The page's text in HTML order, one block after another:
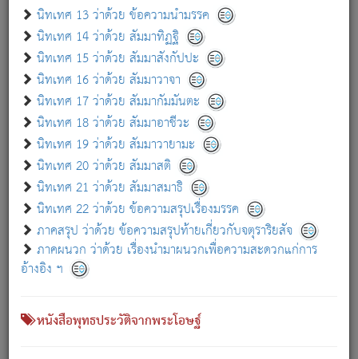
นิทเทศ 13 ว่าด้วย ข้อความนำมรรค
นิทเทศ 14 ว่าด้วย สัมมาทิฏฐิ
นิทเทศ 15 ว่าด้วย สัมมาสังกัปปะ
นิทเทศ 16 ว่าด้วย สัมมาวาจา
นิทเทศ 17 ว่าด้วย สัมมากัมมันตะ
นิทเทศ 18 ว่าด้วย สัมมาอาชีวะ
นิทเทศ 19 ว่าด้วย สัมมาวายามะ
นิทเทศ 20 ว่าด้วย สัมมาสติ
นิทเทศ 21 ว่าด้วย สัมมาสมาธิ
นิทเทศ 22 ว่าด้วย ข้อความสรุปเรื่องมรรค
ภาคสรุป ว่าด้วย ข้อความสรุปท้ายเกี่ยวกับจตุราริยสัจ
ภาคผนวก ว่าด้วย เรื่องนำมาผนวกเพื่อความสะดวกแก่การ
อ้างอิง ฯ
หนังสือพุทธประวัติจากพระโอษฐ์
เกี่ยวกับธรรมโฆษณ์ออนไลน์ (Disclaimer)
แม้ระบบ "ธรรมโฆษณ์ออนไลน์" พยายามปรับปรุงข้อมูลให้ถูกต้องมากที่สุด
ผู้ศึกษาก็พึงตรวจสอบกับตัวเล่มหนังสือต้นฉบับ ที่มีการพิมพ์ครั้งล่าสุด
ก่อนนำข้อมูลไปใช้ในการอ้างอิง"
เกี่ยวกับอัตถจารี|เกี่ยวกับการพัฒนา|แจ้งข้อผิดพลาด / แนะนำ
หนังสือที่เกี่ยวข้อง